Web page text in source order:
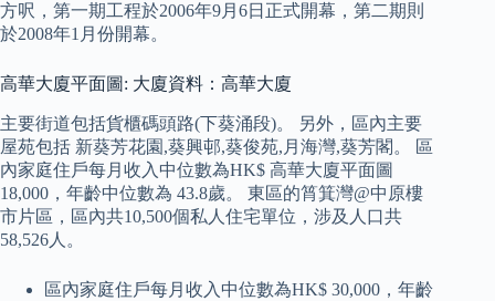
方呎，第一期工程於2006年9月6日正式開幕，第二期則
於2008年1月份開幕。
高華大廈平面圖: 大廈資料：高華大廈
主要街道包括貨櫃碼頭路(下葵涌段)。 另外，區內主要
屋苑包括 新葵芳花園,葵興邨,葵俊苑,月海灣,葵芳閣。 區
內家庭住戶每月收入中位數為HK$ 高華大廈平面圖
18,000，年齡中位數為 43.8歲。 東區的筲箕灣@中原樓
市片區，區內共10,500個私人住宅單位，涉及人口共
58,526人。
區內家庭住戶每月收入中位數為HK$ 30,000，年齡